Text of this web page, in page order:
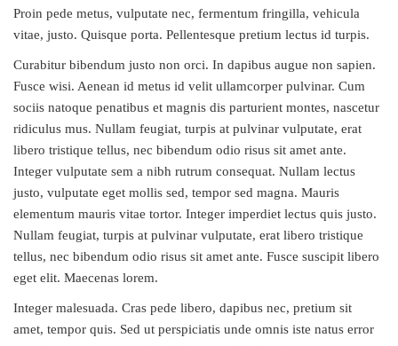
Proin pede metus, vulputate nec, fermentum fringilla, vehicula
vitae, justo. Quisque porta. Pellentesque pretium lectus id turpis.
Curabitur bibendum justo non orci. In dapibus augue non sapien.
Fusce wisi. Aenean id metus id velit ullamcorper pulvinar. Cum
sociis natoque penatibus et magnis dis parturient montes, nascetur
ridiculus mus. Nullam feugiat, turpis at pulvinar vulputate, erat
libero tristique tellus, nec bibendum odio risus sit amet ante.
Integer vulputate sem a nibh rutrum consequat. Nullam lectus
justo, vulputate eget mollis sed, tempor sed magna. Mauris
elementum mauris vitae tortor. Integer imperdiet lectus quis justo.
Nullam feugiat, turpis at pulvinar vulputate, erat libero tristique
tellus, nec bibendum odio risus sit amet ante. Fusce suscipit libero
eget elit. Maecenas lorem.
Integer malesuada. Cras pede libero, dapibus nec, pretium sit
amet, tempor quis. Sed ut perspiciatis unde omnis iste natus error